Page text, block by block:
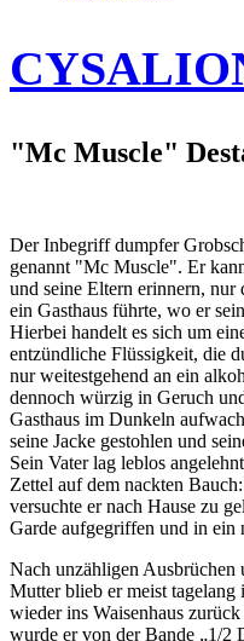
"Mc Muscle"
Der Inbegriff dumpfer
genannt "Mc Muscle". Er
und seine Eltern erinnern, nur
ein Gasthaus führte, wo er
Hierbei handelt es sich um
entzündliche Flüssigkeit, die
nur weitestgehend an ein
dennoch würzig in Geruch
Gasthaus im Dunkeln
seine Jacke gestohlen und
Sein Vater lag leblos
Zettel auf dem nackten
versuchte er nach Hause zu
Garde aufgegriffen und in ein
Nach unzähligen Ausbrüchen
Mutter blieb er meist tagelang
wieder ins Waisenhaus
wurde er von der Bande „1/2